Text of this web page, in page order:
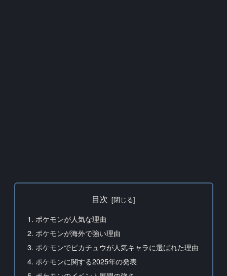
目次
ポケモンが人気な理由
ポケモンが海外で強い理由
ポケモンでピカチュウが人気キャラに選ばれた理由
ポケモンに関する2025年の発表